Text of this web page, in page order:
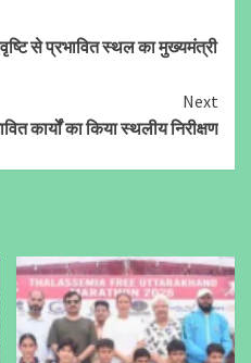
से प्रभावित स्थल का मुख्यमंत्री
Next
कार्यों का किया स्थलीय निरीक्षण